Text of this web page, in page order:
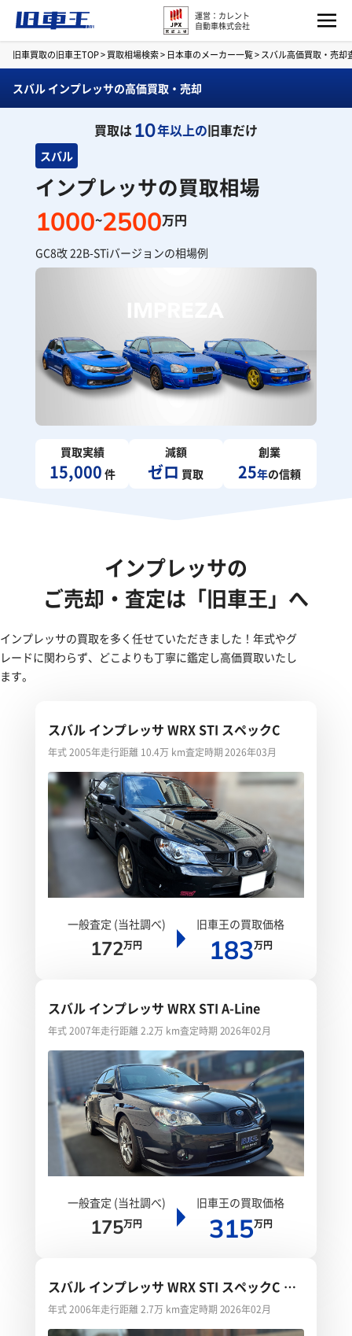
運営：カレント
自動車株式会社
旧車買取の旧車王TOP>買取相場検索> 日本車のメーカー一覧> スバル高価買取・売却
スバル インプレッサの高価買取・売却
買取は10年以上の旧車だけ
スバル
インプレッサの買取相場
1000~2500万円
GC8改 22B-STiバージョンの相場例
買取実績
15,000 件
減額
ゼロ 買取
創業
25年の信頼
インプレッサの
ご売却・査定は「旧車王」へ
インプレッサの買取を多く任せていただきました！年式やグ
レードに関わらず、どこよりも丁寧に鑑定し高価買取いたし
ます。
スバル インプレッサ WRX STI スペックC
年式 2005年走行距離 10.4万 km査定時期 2026年03月
一般査定 (当社調べ)
172万円
旧車王の買取価格
183万円
スバル インプレッサ WRX STI A-Line
年式 2007年走行距離 2.2万 km査定時期 2026年02月
一般査定 (当社調べ)
175万円
旧車王の買取価格
315万円
スバル インプレッサ WRX STI スペックC タ
イプRA-R
年式 2006年走行距離 2.7万 km査定時期 2026年02月